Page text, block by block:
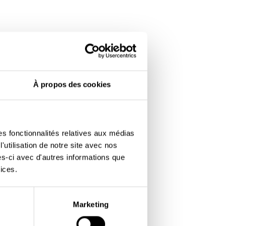
À propos des cookies
fonctionnalités relatives aux médias
de notre site avec nos
ci avec d'autres informations que
Marketing
26
als